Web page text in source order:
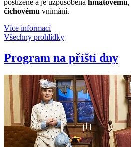
postižené a je uzpůsobena hmatovému,
čichovému vnímání.
Více informací
Všechny prohlídky
Program na příští dny